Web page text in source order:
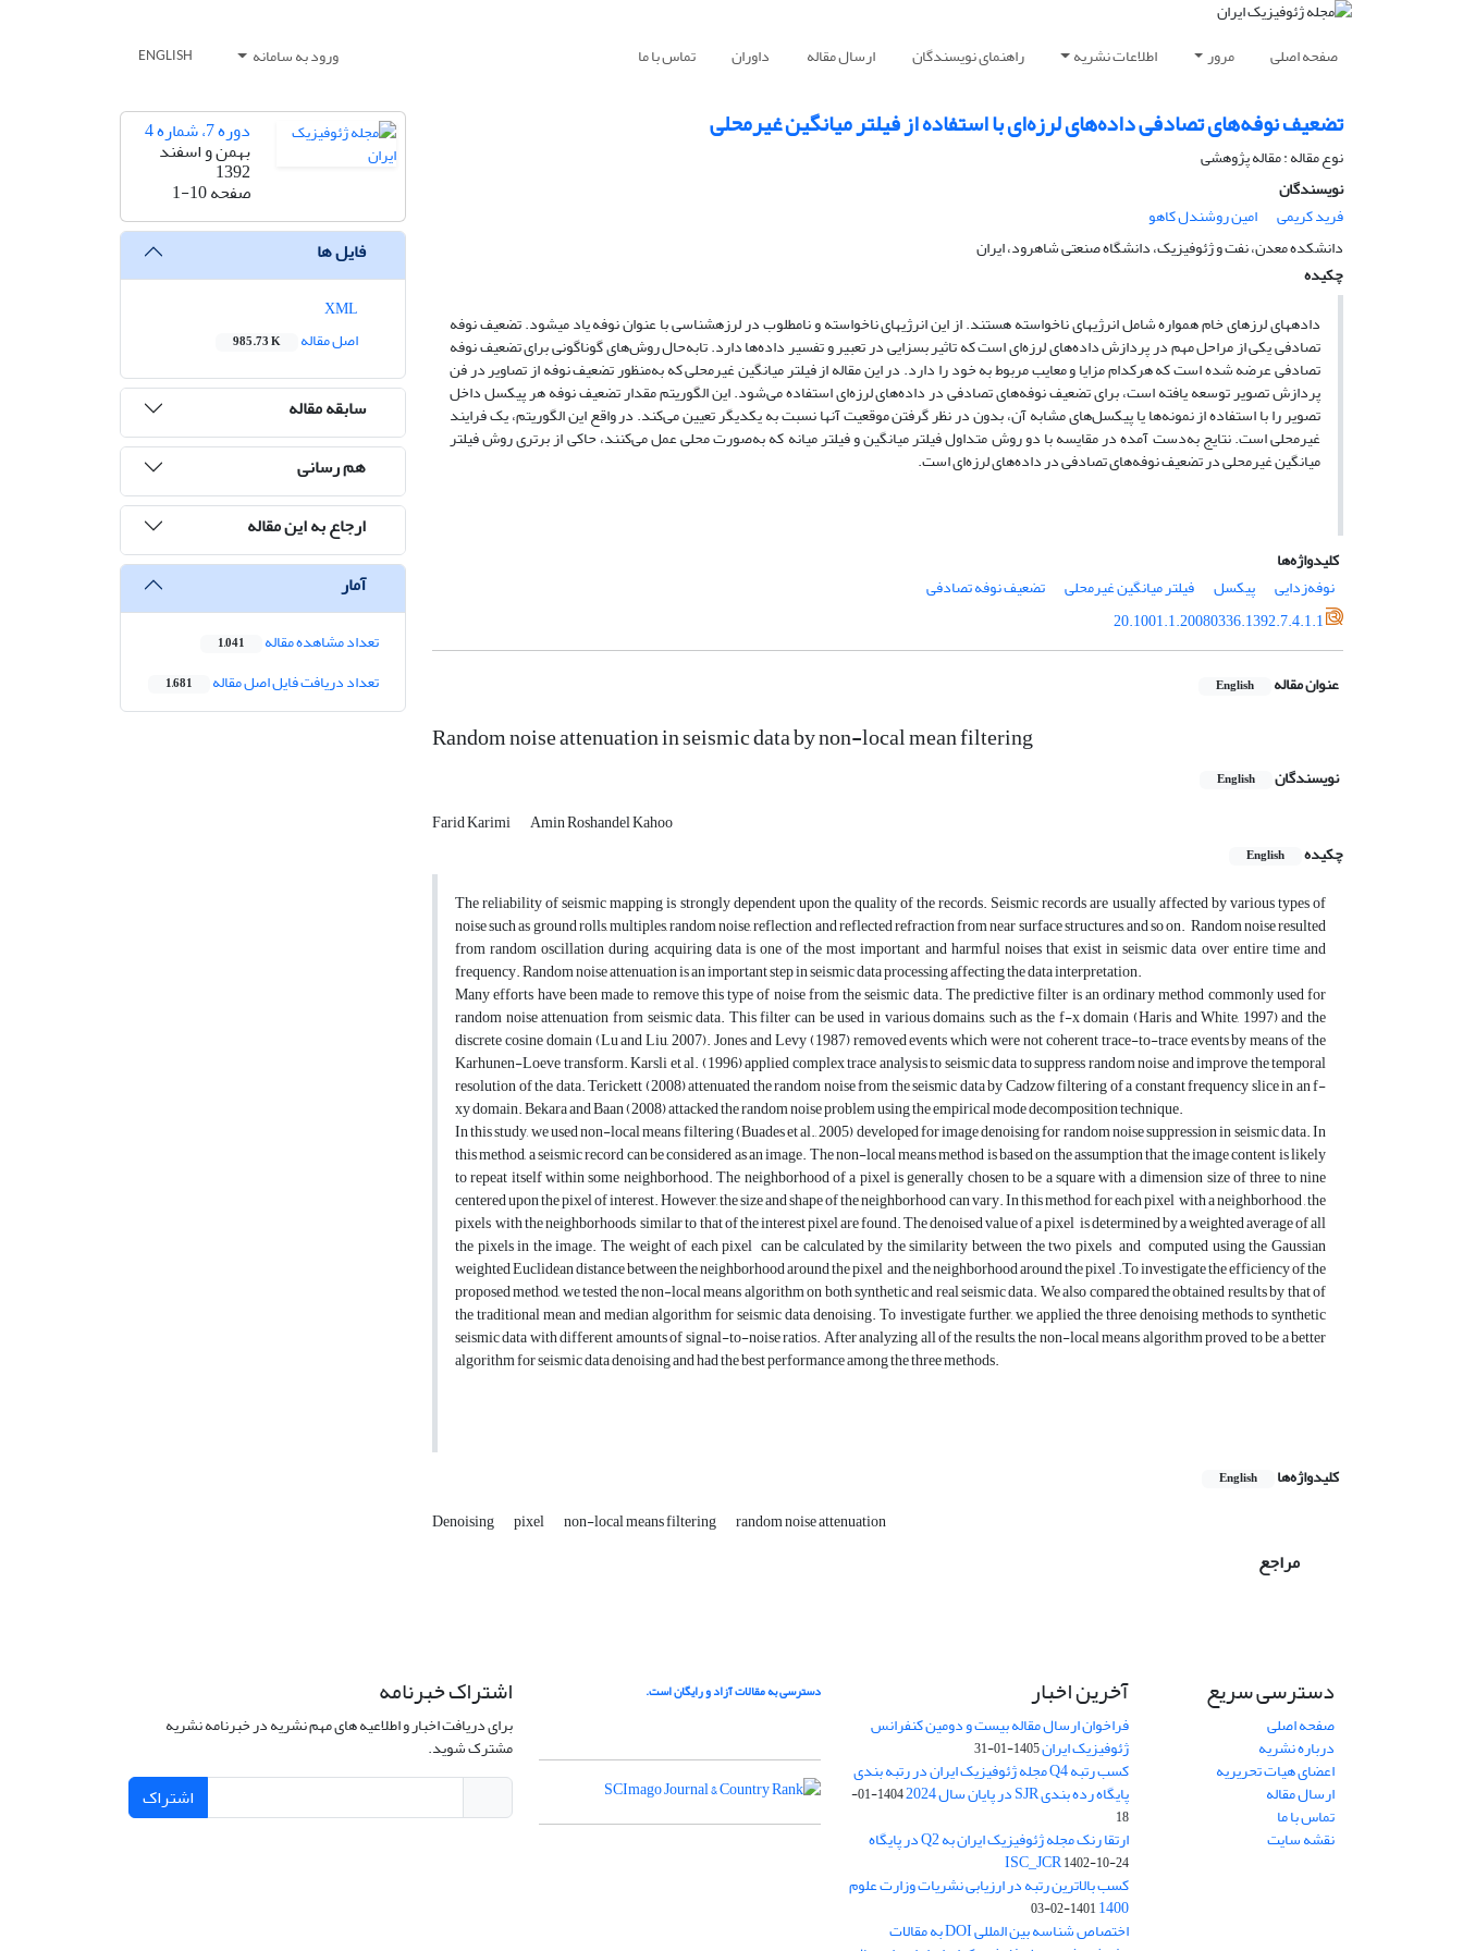
صفحه اصلی مرور اطلاعات نشریه راهنمای نویسندگان ارسال مقاله داوران تماس با ما ورود به سامانه ENGLISH
تضعیف نوفه‌های تصادفی داده‌های لرزه‌ای با استفاده از فیلتر میانگین غیرمحلی
نوع مقاله : مقاله پژوهشی‌
نویسندگان
فرید کریمی
امین روشندل کاهو
دانشکده معدن، نفت و ژئوفیزیک، دانشگاه صنعتی شاهرود، ایران
چکیده
داده‏های لرزه‏ای خام همواره شامل انرژی‏های ناخواسته هستند. از این انرژی‏های ناخواسته و نامطلوب در لرزه‏شناسی با عنوان نوفه یاد می‏شود. تضعیف نوفه
تصادفی یکی از مراحل مهم در پردازش داده‌های لرزه‌ای است که تاثیر بسزایی در تعبیر و تفسیر داده‌ها دارد. تابه‌حال روش‌های گوناگونی برای تضعیف نوفه
تصادفی عرضه شده است که هرکدام مزایا و معایب مربوط به خود را دارد. در این مقاله از فیلتر میانگین غیرمحلی که به‌‌منظور تضعیف نوفه از تصاویر در فن
پردازش تصویر توسعه یافته است، برای تضعیف نوفه‌های تصادفی در داده‌های لرزه‌ای استفاده می‌شود. این الگوریتم مقدار تضعیف نوفه هر پیکسل داخل
تصویر را با استفاده از نمونه‌ها یا پیکسل‌های مشابه آن، بدون در نظر گرفتن موقعیت آنها نسبت به یکدیگر تعیین می‌کند. در واقع این الگوریتم، یک فرایند
غیرمحلی است. نتایج به‌دست آمده در مقایسه با دو روش متداول فیلتر میانگین و فیلتر میانه که به‌صورت محلی عمل می‌کنند، حاکی از برتری روش فیلتر
میانگین غیرمحلی در تضعیف نوفه‌های تصادفی در داده‌های لرزه‌ای است.
کلیدواژه‌ها
نوفه‌زدایی
پیکسل فیلتر میانگین غیرمحلی
تضعیف نوفه تصادفی
20.1001.1.20080336.1392.7.4.1.1
عنوان مقاله English
Random noise attenuation in seismic data by non-local mean filtering
نویسندگان English
Farid Karimi
Amin Roshandel Kahoo
چکیده
English
The reliability of seismic mapping is strongly dependent upon the quality of the records. Seismic records are usually affected by various types of
noise such as ground rolls, multiples, random noise, reflection and reflected refraction from near surface structures, and so on. Random noise resulted
from random oscillation during acquiring data is one of the most important and harmful noises that exist in seismic data over entire time and
frequency. Random noise attenuation is an important step in seismic data processing affecting the data interpretation.
Many efforts have been made to remove this type of noise from the seismic data. The predictive filter is an ordinary method commonly used for
random noise attenuation from seismic data. This filter can be used in various domains, such as the f-x domain (Haris and White, 1997) and the
discrete cosine domain (Lu and Liu, 2007). Jones and Levy (1987) removed events which were not coherent trace-to-trace events by means of the
Karhunen-Loeve transform. Karsli et al. (1996) applied complex trace analysis to seismic data to suppress random noise and improve the temporal
resolution of the data. Terickett (2008) attenuated the random noise from the seismic data by Cadzow filtering of a constant frequency slice in an f-
xy domain. Bekara and Baan (2008) attacked the random noise problem using the empirical mode decomposition technique.
In this study, we used non-local means filtering (Buades et al., 2005) developed for image denoising for random noise suppression in seismic data. In
this method, a seismic record can be considered as an image. The non-local means method is based on the assumption that the image content is likely
to repeat itself within some neighborhood. The neighborhood of a pixel is generally chosen to be a square with a dimension size of three to nine
centered upon the pixel of interest. However, the size and shape of the neighborhood can vary. In this method, for each pixel with a neighborhood , the
pixels with the neighborhoods similar to that of the interest pixel are found. The denoised value of a pixel is determined by a weighted average of all
the pixels in the image. The weight of each pixel can be calculated by the similarity between the two pixels and computed using the Gaussian
weighted Euclidean distance between the neighborhood around the pixel and the neighborhood around the pixel .To investigate the efficiency of the
proposed method, we tested the non-local means algorithm on both synthetic and real seismic data. We also compared the obtained results by that of
the traditional mean and median algorithm for seismic data denoising. To investigate further, we applied the three denoising methods to synthetic
seismic data with different amounts of signal-to-noise ratios. After analyzing all of the results, the non-local means algorithm proved to be a better
algorithm for seismic data denoising and had the best performance among the three methods.
کلیدواژه‌ها English
Denoising pixel non-local means filtering random noise attenuation
مراجع
دوره 7، شماره 4
بهمن و اسفند
1392
صفحه1-10
فایل ها
اصل مقاله
985.73 K
سابقه مقاله
هم رسانی
ارجاع به این مقاله
آمار
تعداد مشاهده مقاله 1,041
تعداد دریافت فایل اصل مقاله 1,681
دسترسی سریع
صفحه اصلی
درباره نشریه
اعضای هیات تحریریه
ارسال مقاله
تماس با ما
نقشه سایت
آخرین اخبار
فراخوان ارسال مقاله بیست و دومین کنفرانس
ژئوفیزیک ایران1405-01-31
کسب رتبه Q4 مجله ژئوفیزیک ایران در رتبه بندی
پایگاه رده بندی SJR در پایان سال 2024
1404-01-
18
ارتقا رنک مجله ژئوفیزیک ایران به Q2 در پایگاه
ISC_JCR1402-10-24
کسب بالاترین رتبه در ارزیابی نشریات وزارت علوم
1400
1401-02-03
اختصاص شناسه بین المللی DOI به مقالات
دسترسی به مقالات آزاد و رایگان است. اشتراک خبرنامه
برای دریافت اخبار و اطلاعیه های مهم نشریه در خبرنامه نشریه
مشترک شوید.
اشتراک